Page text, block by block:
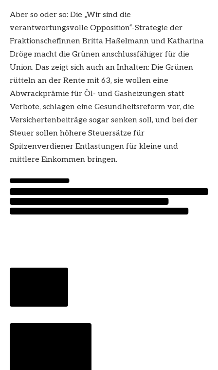
Aber so oder so: Die „Wir sind die
verantwortungsvolle Opposition“-Strategie der
Fraktionschefinnen Britta Haßelmann und Katharina
Dröge macht die Grünen anschlussfähiger für die
Union. Das zeigt sich auch an Inhalten: Die Grünen
rütteln an der Rente mit 63, sie wollen eine
Abwrackprämie für Öl- und Gasheizungen statt
Verbote, schlagen eine Gesundheitsreform vor, die
Versichertenbeiträge sogar senken soll, und bei der
Steuer sollen höhere Steuersätze für
Spitzenverdiener Entlastungen für kleine und
mittlere Einkommen bringen.